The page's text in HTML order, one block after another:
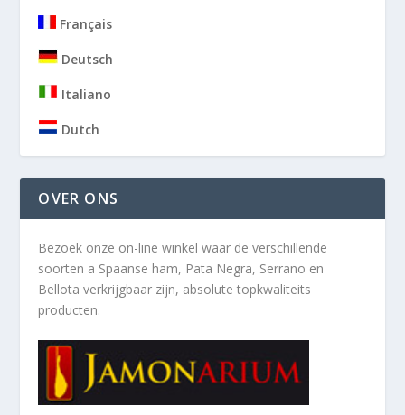
Français
Deutsch
Italiano
Dutch
OVER ONS
Bezoek onze on-line winkel waar de verschillende
soorten a Spaanse ham, Pata Negra, Serrano en
Bellota verkrijgbaar zijn, absolute topkwaliteits
producten.